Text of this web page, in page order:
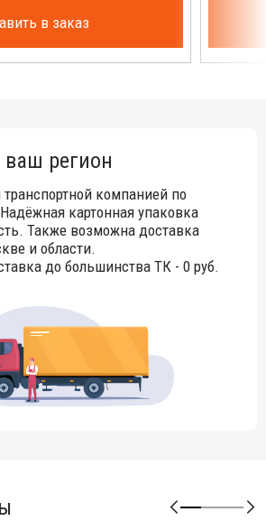
в заказ
регион
компанией по
картонная упаковка
Также возможна доставка
и области.
до большинства ТК - 0 руб.